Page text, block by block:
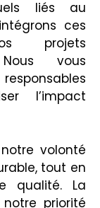
liés au
ces
projets
vous
l’impact
volonté
tout en
qualité. La
priorité